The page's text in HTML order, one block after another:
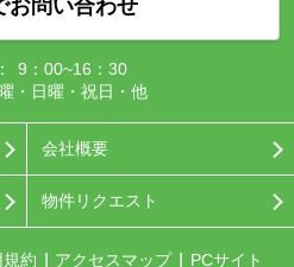
お問い合わせ
9：00~16：30
・日曜・祝日・他
会社概要
物件リクエスト
約 アクセスマップ PCサイト